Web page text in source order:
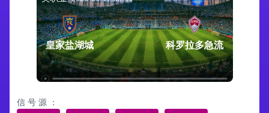
皇家盐湖城 科罗拉多急流
信 号 源 ：